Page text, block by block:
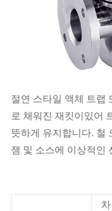
절연 스타일 액체 트랩
로 채워진 재킷이있어
뜻하게 유지합니다. 철
잼 및 소스에 이상적인